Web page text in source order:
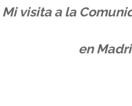
Mi visita a la
en